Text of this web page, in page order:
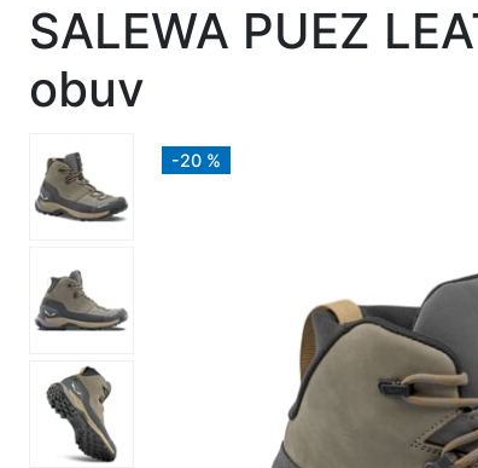
SALEWA PUEZ
obuv
-20 %